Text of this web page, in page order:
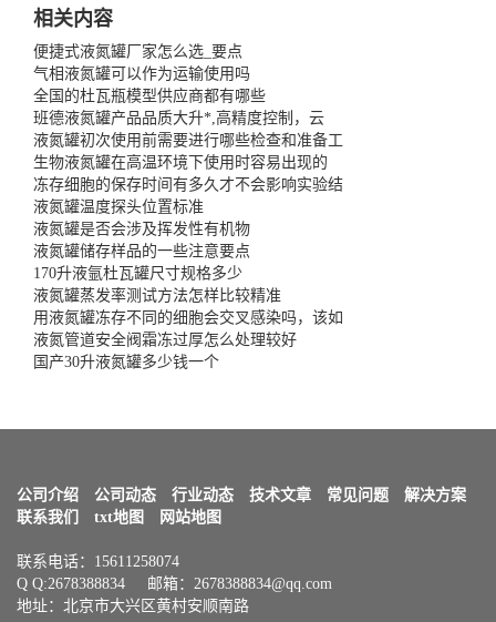
相关内容
便捷式液氮罐厂家怎么选_要点
气相液氮罐可以作为运输使用吗
全国的杜瓦瓶模型供应商都有哪些
班德液氮罐产品品质大升*,高精度控制，云
液氮罐初次使用前需要进行哪些检查和准备工
生物液氮罐在高温环境下使用时容易出现的
冻存细胞的保存时间有多久才不会影响实验结
液氮罐温度探头位置标准
液氮罐是否会涉及挥发性有机物
液氮罐储存样品的一些注意要点
170升液氩杜瓦罐尺寸规格多少
液氮罐蒸发率测试方法怎样比较精准
用液氮罐冻存不同的细胞会交叉感染吗，该如
液氮管道安全阀霜冻过厚怎么处理较好
国产30升液氮罐多少钱一个
公司介绍 公司动态 行业动态 技术文章 常见问题
解决方案
联系我们
txt地图 网站地图
联系电话：15611258074
Q Q:2678388834 邮箱：2678388834@qq.com
地址：北京市大兴区黄村安顺南路